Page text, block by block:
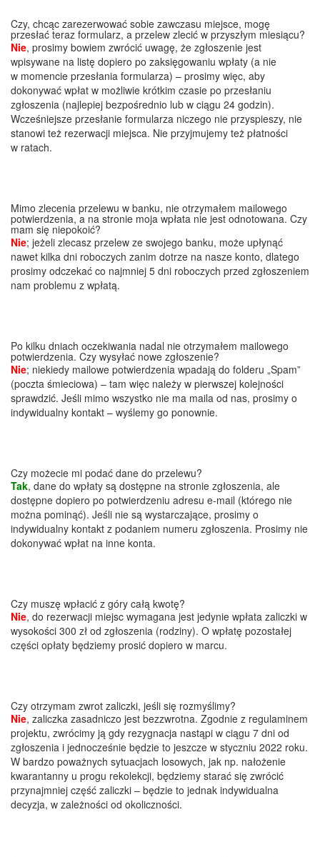
Czy, chcąc zarezerwować sobie zawczasu miejsce, mogę
przesłać teraz formularz, a przelew zlecić w przyszłym miesiącu?
Nie, prosimy bowiem zwrócić uwagę, że zgłoszenie jest
wpisywane na listę dopiero po zaksięgowaniu wpłaty (a nie
w momencie przesłania formularza) – prosimy więc, aby
dokonywać wpłat w możliwie krótkim czasie po przesłaniu
zgłoszenia (najlepiej bezpośrednio lub w ciągu 24 godzin).
Wcześniejsze przesłanie formularza niczego nie przyspieszy, nie
stanowi też rezerwacji miejsca. Nie przyjmujemy też płatności
w ratach.
Mimo zlecenia przelewu w banku, nie otrzymałem mailowego
potwierdzenia, a na stronie moja wpłata nie jest odnotowana. Czy
mam się niepokoić?
Nie; jeżeli zlecasz przelew ze swojego banku, może upłynąć
nawet kilka dni roboczych zanim dotrze na nasze konto, dlatego
prosimy odczekać co najmniej 5 dni roboczych przed zgłoszeniem
nam problemu z wpłatą.
Po kilku dniach oczekiwania nadal nie otrzymałem mailowego
potwierdzenia. Czy wysyłać nowe zgłoszenie?
Nie; niekiedy mailowe potwierdzenia wpadają do folderu „Spam”
(poczta śmieciowa) – tam więc należy w pierwszej kolejności
sprawdzić. Jeśli mimo wszystko nie ma maila od nas, prosimy o
indywidualny kontakt – wyślemy go ponownie.
Czy możecie mi podać dane do przelewu?
Tak, dane do wpłaty są dostępne na stronie zgłoszenia, ale
dostępne dopiero po potwierdzeniu adresu e-mail (którego nie
można pominąć). Jeśli nie są wystarczające, prosimy o
indywidualny kontakt z podaniem numeru zgłoszenia. Prosimy nie
dokonywać wpłat na inne konta.
Czy muszę wpłacić z góry całą kwotę?
Nie, do rezerwacji miejsc wymagana jest jedynie wpłata zaliczki w
wysokości 300 zł od zgłoszenia (rodziny). O wpłatę pozostałej
części opłaty będziemy prosić dopiero w marcu.
Czy otrzymam zwrot zaliczki, jeśli się rozmyślimy?
Nie, zaliczka zasadniczo jest bezzwrotna. Zgodnie z regulaminem
projektu, zwrócimy ją gdy rezygnacja nastąpi w ciągu 7 dni od
zgłoszenia i jednocześnie będzie to jeszcze w styczniu 2022 roku.
W bardzo poważnych sytuacjach losowych, jak np. nałożenie
kwarantanny u progu rekolekcji, będziemy starać się zwrócić
przynajmniej część zaliczki – będzie to jednak indywidualna
decyzja, w zależności od okoliczności.